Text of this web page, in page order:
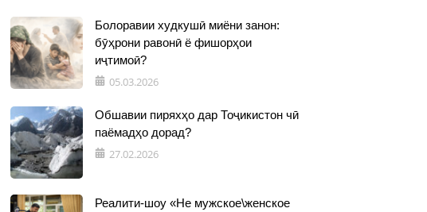
Болоравии худкушӣ миёни занон:
бӯҳрони равонӣ ё фишорҳои
иҷтимоӣ?
05.03.2026
Обшавии пиряхҳо дар Тоҷикистон чӣ
паёмадҳо дорад?
27.02.2026
Реалити-шоу «Не мужское\женское